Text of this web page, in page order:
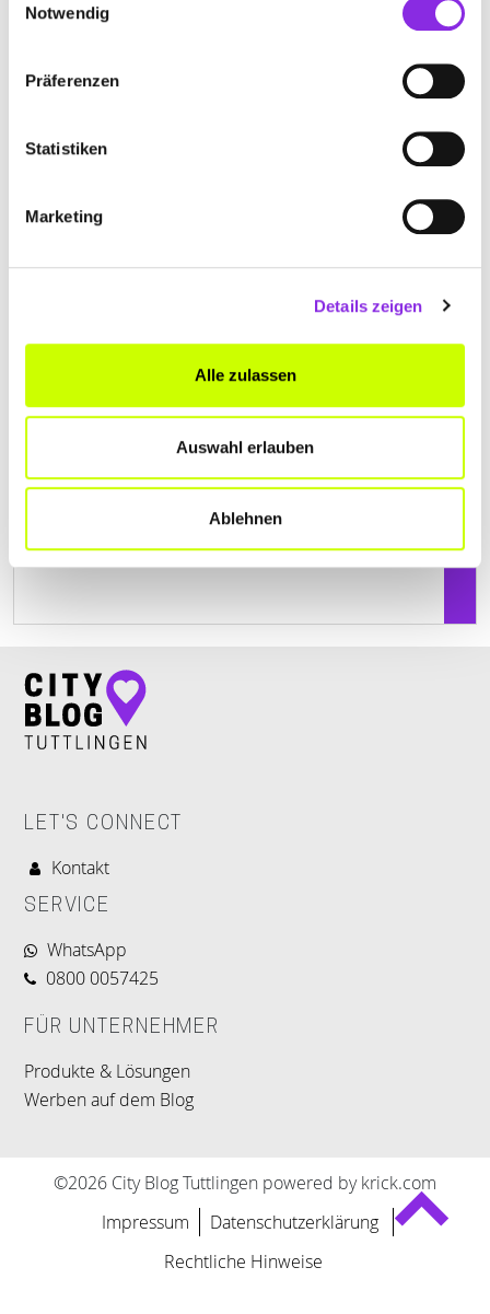
Notwendig
Präferenzen
Statistiken
Marketing
Details zeigen
Alle zulassen
Auswahl erlauben
Ablehnen
Keine Öffnungszeiten angegeben
| 78564 Wehingen DE
+4974267260
LET'S CONNECT
Kontakt
SERVICE
WhatsApp
0800 0057425
FÜR UNTERNEHMER
Produkte & Lösungen
Werben auf dem Blog
©2026 City Blog Tuttlingen powered by krick.com
Impressum
Datenschutzerklärung
Rechtliche Hinweise